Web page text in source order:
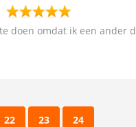
doen omdat ik een ander
22 23 24